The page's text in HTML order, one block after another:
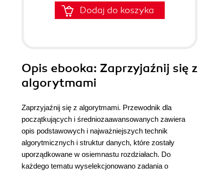
Dodaj do koszyka
Opis ebooka: Zaprzyjaźnij się z
algorytmami
Zaprzyjaźnij się z algorytmami. Przewodnik dla
początkujących i średniozaawansowanych zawiera
opis podstawowych i najważniejszych technik
algorytmicznych i struktur danych, które zostały
uporządkowane w osiemnastu rozdziałach. Do
każdego tematu wyselekcjonowano zadania o